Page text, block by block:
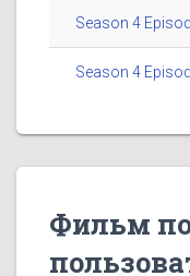
Season 4
Season 4
Фильм